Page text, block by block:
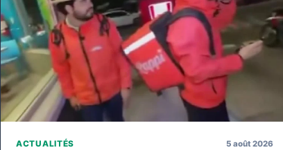
ACTUALITÉS 5 août 2026